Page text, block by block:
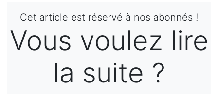
Cet article est réservé à nos abonnés !
Vous voulez lire
la suite ?